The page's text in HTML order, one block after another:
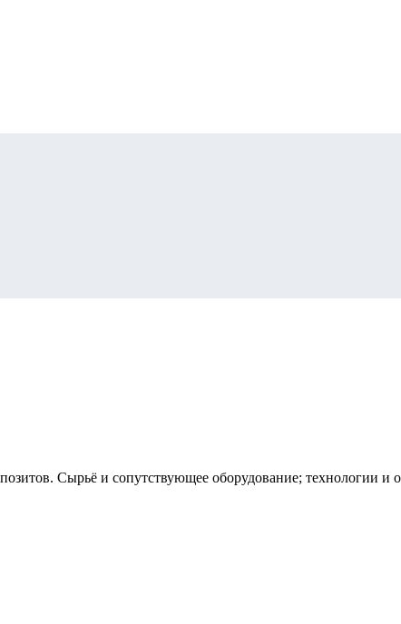
Сырьё и сопутствующее оборудование; технологии и